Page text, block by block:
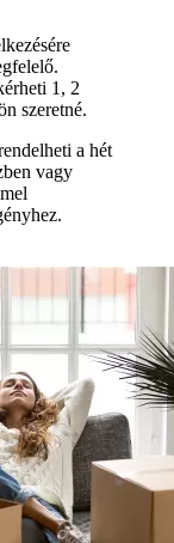
1, 2
szeretné.
a hét
vagy